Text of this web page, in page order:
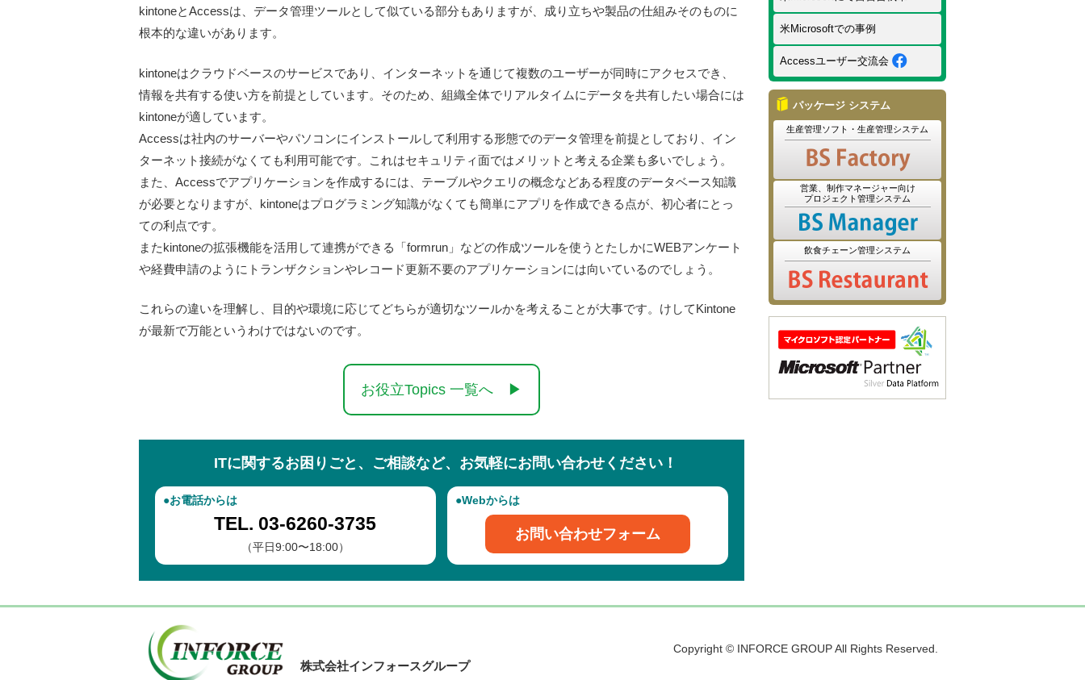
kintoneとAccessは、データ管理ツールとして似ている部分もありますが、成り立ちや製品の仕組みそのものに
根本的な違いがあります。
kintoneはクラウドベースのサービスであり、インターネットを通じて複数のユーザーが同時にアクセスでき、
情報を共有する使い方を前提としています。そのため、組織全体でリアルタイムにデータを共有したい場合には
kintoneが適しています。
Accessは社内のサーバーやパソコンにインストールして利用する形態でのデータ管理を前提としており、イン
ターネット接続がなくても利用可能です。これはセキュリティ面ではメリットと考える企業も多いでしょう。
また、Accessでアプリケーションを作成するには、テーブルやクエリの概念などある程度のデータベース知識
が必要となりますが、kintoneはプログラミング知識がなくても簡単にアプリを作成できる点が、初心者にとっ
ての利点です。
またkintoneの拡張機能を活用して連携ができる「formrun」などの作成ツールを使うとたしかにWEBアンケート
や経費申請のようにトランザクションやレコード更新不要のアプリケーションには向いているのでしょう。
これらの違いを理解し、目的や環境に応じてどちらが適切なツールかを考えることが大事です。けしてKintone
が最新で万能というわけではないのです。
お役立Topics 一覧へ ▶
ITに関するお困りごと、ご相談など、 お気軽にお問い合わせください！
●お電話からは
TEL. 03-6260-3735
（平日9:00〜18:00）
●Webからは
お問い合わせフォーム
米Microsoftでの事例
Accessユーザー交流会
パッケージ システム
生産管理ソフト・生産管理システム
営業、制作マネージャー向け
プロジェクト管理システム
飲食チェーン管理システム
株式会社インフォースグループ
Copyright © INFORCE GROUP All Rights Reserved.